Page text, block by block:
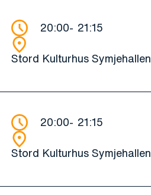
20:00 21:15
Stord Kulturhus Symjehallen
20:00 21:15
Stord Kulturhus Symjehallen